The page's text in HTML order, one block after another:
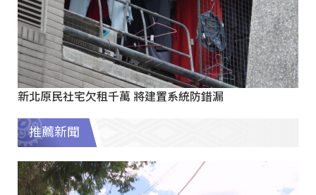
新北原民社宅欠租千萬 將建置系統防錯漏
推薦新聞